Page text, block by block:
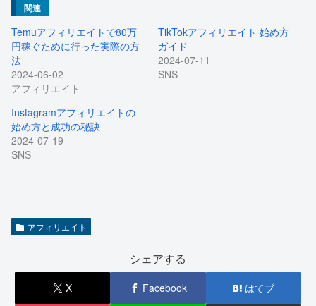
関連
Temuアフィリエイトで80万
円稼ぐために行った実際の方
法
2024-06-02
アフィリエイト
TikTokアフィリエイト 始め方
ガイド
2024-07-11
SNS
Instagramアフィリエイトの
始め方と成功の秘訣
2024-07-19
SNS
アフィリエイト
シェアする
X Facebook はてブ